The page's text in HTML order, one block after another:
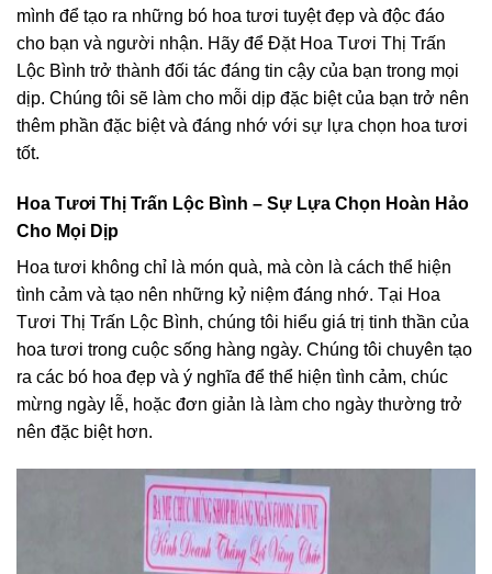
mình để tạo ra những bó hoa tươi tuyệt đẹp và độc đáo
cho bạn và người nhận. Hãy để Đặt Hoa Tươi Thị Trấn
Lộc Bình trở thành đối tác đáng tin cậy của bạn trong mọi
dịp. Chúng tôi sẽ làm cho mỗi dịp đặc biệt của bạn trở nên
thêm phần đặc biệt và đáng nhớ với sự lựa chọn hoa tươi
tốt.
Hoa Tươi Thị Trấn Lộc Bình – Sự Lựa Chọn Hoàn Hảo
Cho Mọi Dịp
Hoa tươi không chỉ là món quà, mà còn là cách thể hiện
tình cảm và tạo nên những kỷ niệm đáng nhớ. Tại Hoa
Tươi Thị Trấn Lộc Bình, chúng tôi hiểu giá trị tinh thần của
hoa tươi trong cuộc sống hàng ngày. Chúng tôi chuyên tạo
ra các bó hoa đẹp và ý nghĩa để thể hiện tình cảm, chúc
mừng ngày lễ, hoặc đơn giản là làm cho ngày thường trở
nên đặc biệt hơn.